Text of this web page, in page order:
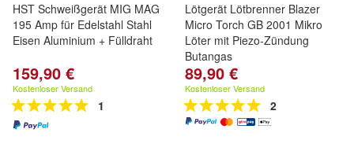
HST Schweißgerät MIG MAG
195 Amp für Edelstahl Stahl
Eisen Aluminium + Fülldraht
159,90 €
Kostenloser Versand
1
Lötgerät Lötbrenner Blazer
Micro Torch GB 2001 Mikro
Löter mit Piezo-Zündung
Butangas
89,90 €
Kostenloser Versand
2